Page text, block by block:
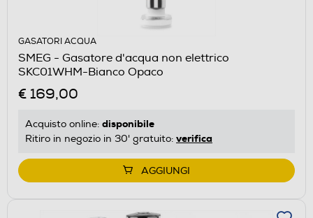
GASATORI ACQUA
SMEG - Gasatore d'acqua non elettrico
SKC01WHM-Bianco Opaco
€ 169,00
Acquisto online: disponibile
Ritiro in negozio in 30' gratuito: verifica
AGGIUNGI